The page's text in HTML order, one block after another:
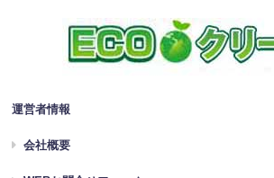
運営者情報
会社概要